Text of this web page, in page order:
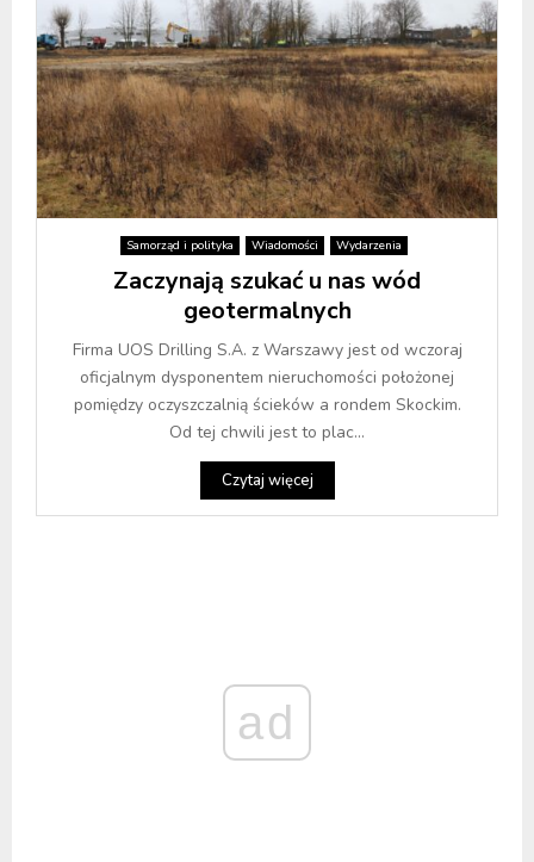
Samorząd i polityka Wiadomości Wydarzenia
Zaczynają szukać u nas wód
geotermalnych
Firma UOS Drilling S.A. z Warszawy jest od wczoraj
oficjalnym dysponentem nieruchomości położonej
pomiędzy oczyszczalnią ścieków a rondem Skockim.
Od tej chwili jest to plac...
Czytaj więcej
ad